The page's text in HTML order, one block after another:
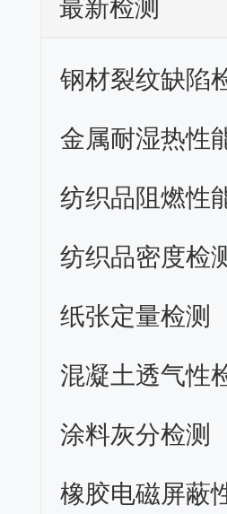
钢材裂纹缺陷
金属耐湿热性
纺织品阻燃性
纺织品密度检
纸张定量检测
混凝土透气性
涂料灰分检测
橡胶电磁屏蔽